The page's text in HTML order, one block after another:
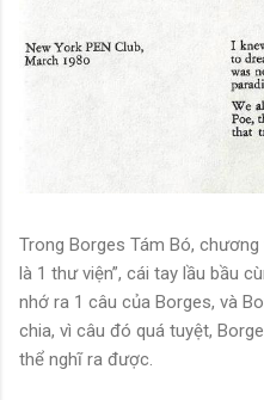
Trong Borges Tám Bó,
là 1 thư viện”, cái tay lầu bầu
nhớ ra 1 câu của Borges, và
chia, vì câu đó quá tuyệt,
thể nghĩ ra được.